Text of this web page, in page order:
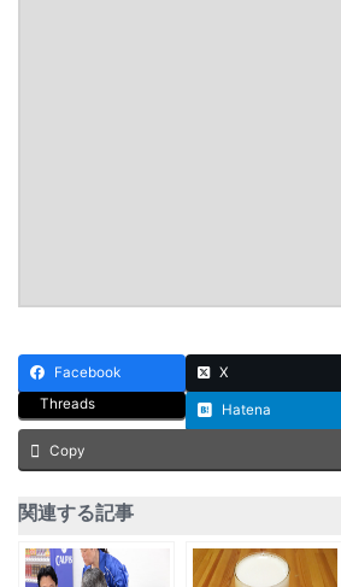
Facebook X
Threads
Hatena
Copy
関連する記事